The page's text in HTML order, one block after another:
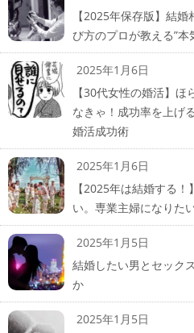
【2025年保存版】結
び方のプロが教える”本
2025年1月6日
【30代女性の婚活】
なきゃ！成功率を上げ
婚活成功術
2025年1月6日
【2025年は結婚する
い。専業主婦になりた
2025年1月5日
結婚したい男とセック
か
2025年1月5日